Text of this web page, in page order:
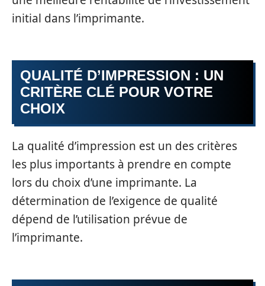
initial dans l’imprimante.
QUALITÉ D’IMPRESSION : UN
CRITÈRE CLÉ POUR VOTRE
CHOIX
La qualité d’impression est un des critères
les plus importants à prendre en compte
lors du choix d’une imprimante. La
détermination de l’exigence de qualité
dépend de l’utilisation prévue de
l’imprimante.